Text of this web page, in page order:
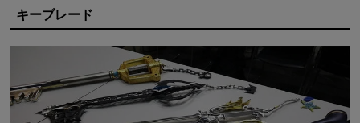
キーブレード